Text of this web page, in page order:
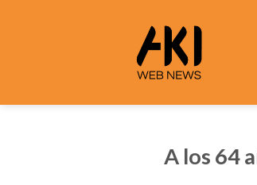
A los 64